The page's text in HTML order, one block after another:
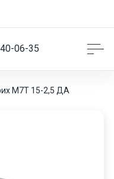
06-35
М7Т 15-2,5 ДА